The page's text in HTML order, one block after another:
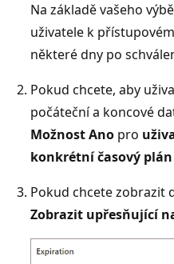
Na základě vašeho
uživatele k
některé dny po
Pokud chcete, aby
počáteční a koncové
Možnost Ano pro
konkrétní časový plán
Pokud chcete zobrazit
Zobrazit upřesňující